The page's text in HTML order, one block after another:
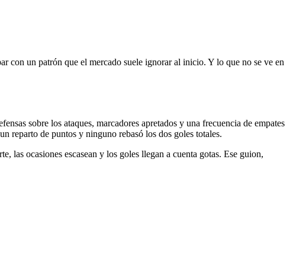
con un patrón que el mercado suele ignorar al inicio. Y lo que no se ve en
sobre los ataques, marcadores apretados y una frecuencia de empates
reparto de puntos y ninguno rebasó los dos goles totales.
las ocasiones escasean y los goles llegan a cuenta gotas. Ese guion,